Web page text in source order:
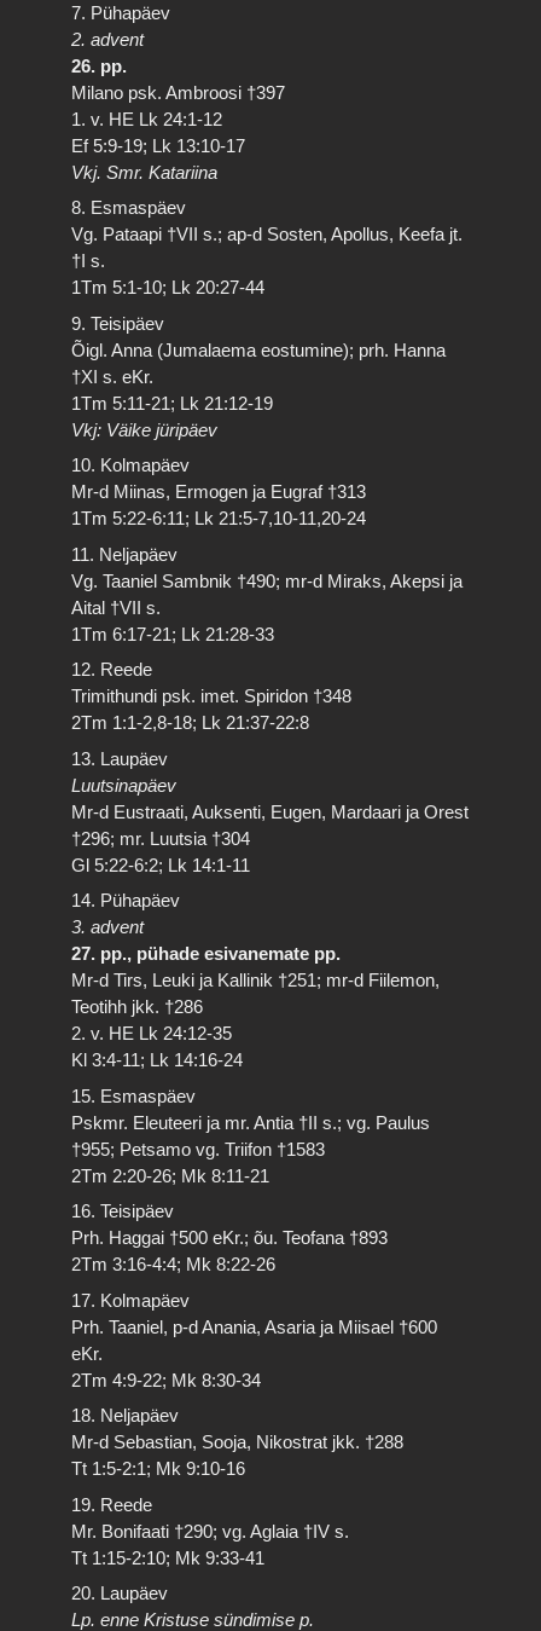
7. Pühapäev
2. advent
26. pp.
Milano psk. Ambroosi †397
1. v. HE Lk 24:1-12
Ef 5:9-19; Lk 13:10-17
Vkj. Smr. Katariina
8. Esmaspäev
Vg. Pataapi †VII s.; ap-d Sosten, Apollus, Keefa jt.
†I s.
1Tm 5:1-10; Lk 20:27-44
9. Teisipäev
Õigl. Anna (Jumalaema eostumine); prh. Hanna
†XI s. eKr.
1Tm 5:11-21; Lk 21:12-19
Vkj: Väike jüripäev
10. Kolmapäev
Mr-d Miinas, Ermogen ja Eugraf †313
1Tm 5:22-6:11; Lk 21:5-7,10-11,20-24
11. Neljapäev
Vg. Taaniel Sambnik †490; mr-d Miraks, Akepsi ja
Aital †VII s.
1Tm 6:17-21; Lk 21:28-33
12. Reede
Trimithundi psk. imet. Spiridon †348
2Tm 1:1-2,8-18; Lk 21:37-22:8
13. Laupäev
Luutsinapäev
Mr-d Eustraati, Auksenti, Eugen, Mardaari ja Orest
†296; mr. Luutsia †304
Gl 5:22-6:2; Lk 14:1-11
14. Pühapäev
3. advent
27. pp., pühade esivanemate pp.
Mr-d Tirs, Leuki ja Kallinik †251; mr-d Fiilemon,
Teotihh jkk. †286
2. v. HE Lk 24:12-35
Kl 3:4-11; Lk 14:16-24
15. Esmaspäev
Pskmr. Eleuteeri ja mr. Antia †II s.; vg. Paulus
†955; Petsamo vg. Triifon †1583
2Tm 2:20-26; Mk 8:11-21
16. Teisipäev
Prh. Haggai †500 eKr.; õu. Teofana †893
2Tm 3:16-4:4; Mk 8:22-26
17. Kolmapäev
Prh. Taaniel, p-d Anania, Asaria ja Miisael †600
eKr.
2Tm 4:9-22; Mk 8:30-34
18. Neljapäev
Mr-d Sebastian, Sooja, Nikostrat jkk. †288
Tt 1:5-2:1; Mk 9:10-16
19. Reede
Mr. Bonifaati †290; vg. Aglaia †IV s.
Tt 1:15-2:10; Mk 9:33-41
20. Laupäev
Lp. enne Kristuse sündimise p.